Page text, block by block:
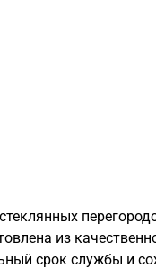
из
срок службы и